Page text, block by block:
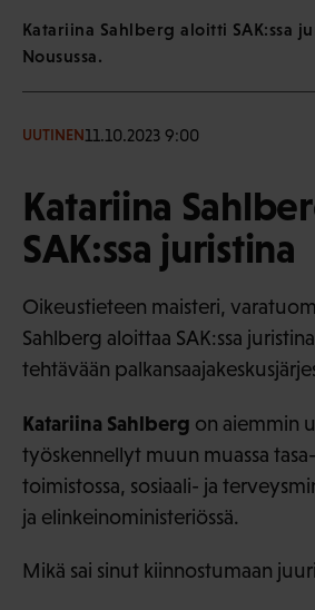
Katariina Sahlberg aloitti SAK:ssa
Nousussa.
UUTINEN11.10.2023 9:00
Katariina
SAK:ssa juristina
Oikeustieteen maisteri,
Sahlberg aloittaa SAK:ssa
tehtävään
Katariina Sahlberg on aiemmin
työskennellyt muun muassa
toimistossa, sosiaali- ja
ja elinkeinoministeriössä.
Mikä sai sinut kiinnostumaan